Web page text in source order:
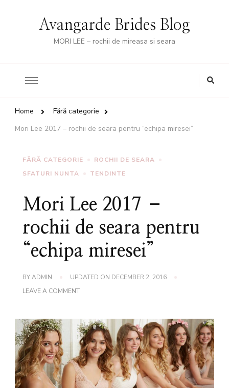
Avangarde Brides Blog
MORI LEE – rochii de mireasa si seara
Home
Fără categorie
Mori Lee 2017 – rochii de seara pentru “echipa miresei”
FĂRĂ CATEGORIE
ROCHII DE SEARA
SFATURI NUNTA
TENDINTE
Mori Lee 2017 –
rochii de seara pentru
“echipa miresei”
BYADMIN UPDATED ON DECEMBER 2, 2016
LEAVE A COMMENTON
–
ROCHII
DE
SEARA
PENTRU
“ECHIPA
MIRESEI”